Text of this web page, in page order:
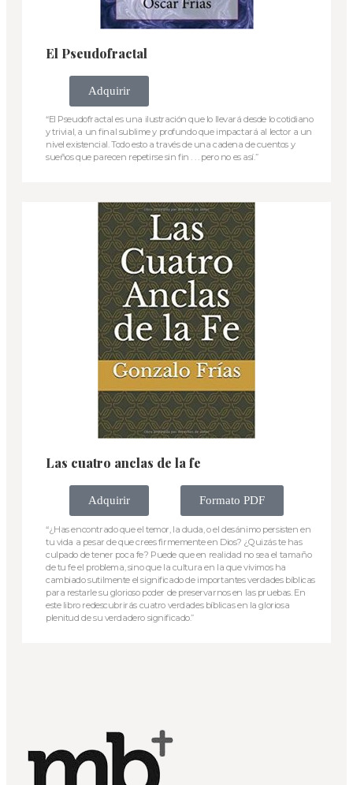
El Pseudofractal
Adquirir
“El Pseudofractal es una ilustración que lo llevará desde lo cotidiano
y trivial, a un final sublime y profundo que impactará al lector a un
nivel existencial. Todo esto a través de una cadena de cuentos y
sueños que parecen repetirse sin fin . . . pero no es así.”
Las cuatro anclas de la fe
Adquirir Formato PDF
“¿Has encontrado que el temor, la duda, o el desánimo persisten en
tu vida a pesar de que crees firmemente en Dios? ¿Quizás te has
culpado de tener poca fe? Puede que en realidad no sea el tamaño
de tu fe el problema, sino que la cultura en la que vivimos ha
cambiado sutilmente el significado de importantes verdades bíblicas
para restarle su glorioso poder de preservarnos en las pruebas. En
este libro redescubrirás cuatro verdades bíblicas en la gloriosa
plenitud de su verdadero significado.”